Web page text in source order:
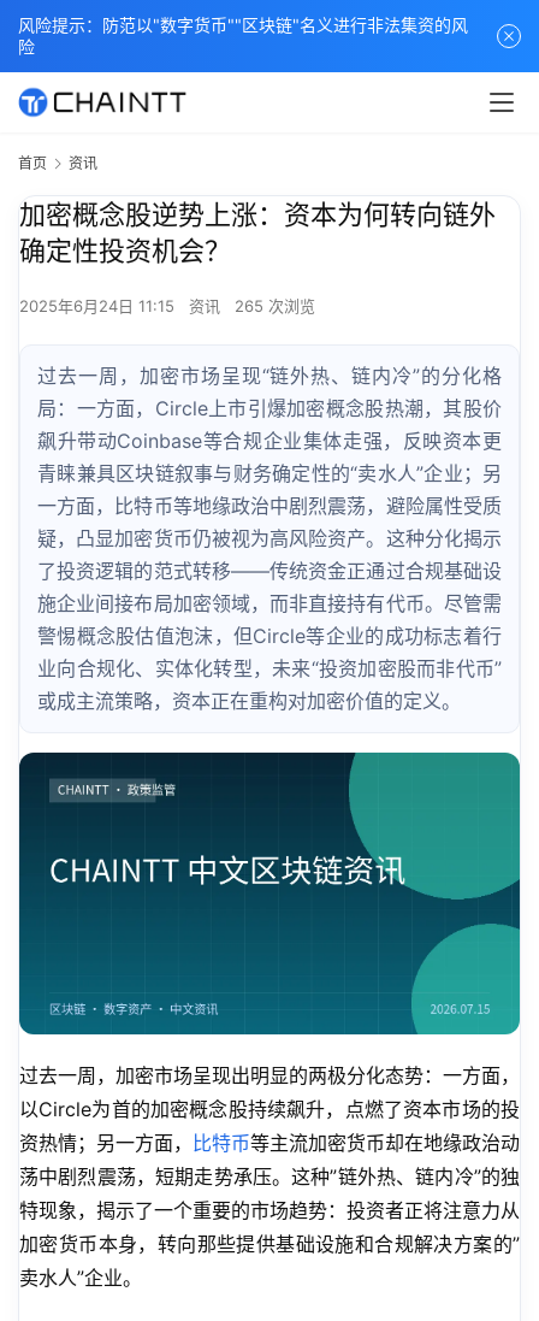
首页 资讯
加密概念股逆势上涨：资本为何转向链外
确定性投资机会？
2025年6月24日 11:15 资讯 265 次浏览
过去一周，加密市场呈现“链外热、链内冷”的分化格
局：一方面，Circle上市引爆加密概念股热潮，其股价
飙升带动Coinbase等合规企业集体走强，反映资本更
青睐兼具区块链叙事与财务确定性的“卖水人”企业；另
一方面，比特币等地缘政治中剧烈震荡，避险属性受质
疑，凸显加密货币仍被视为高风险资产。这种分化揭示
了投资逻辑的范式转移——传统资金正通过合规基础设
施企业间接布局加密领域，而非直接持有代币。尽管需
警惕概念股估值泡沫，但Circle等企业的成功标志着行
业向合规化、实体化转型，未来“投资加密股而非代币”
或成主流策略，资本正在重构对加密价值的定义。
过去一周，加密市场呈现出明显的两极分化态势：一方面，
以Circle为首的加密概念股持续飙升，点燃了资本市场的投
资热情；另一方面，
比特币等主流加密货币却在地缘政治动
荡中剧烈震荡，短期走势承压。这种”链外热、链内冷”的独
特现象，揭示了一个重要的市场趋势：投资者正将注意力从
加密货币本身，转向那些提供基础设施和合规解决方案的”
卖水人”企业。
风险提示：防范以"数字货币""区块链"名义进行非法集资的风
险